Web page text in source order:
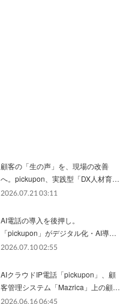
顧客の「生の声」を、現場の改善
へ。pickupon、実践型「DX人材育…
2026.07.21 03:11
AI電話の導入を後押し。
「pickupon」がデジタル化・AI導…
2026.07.10 02:55
AIクラウドIP電話「pickupon」、顧
客管理システム「Mazrica」上の顧…
2026.06.16 06:45